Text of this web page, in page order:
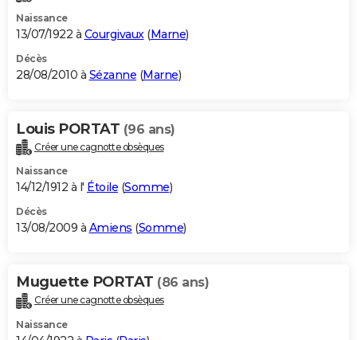
Naissance
13/07/1922 à Courgivaux (Marne)
Décès
28/08/2010 à Sézanne (Marne)
Louis PORTAT (96 ans)
Créer une cagnotte obsèques
Naissance
14/12/1912 à l' Étoile (Somme)
Décès
13/08/2009 à Amiens (Somme)
Muguette PORTAT (86 ans)
Créer une cagnotte obsèques
Naissance